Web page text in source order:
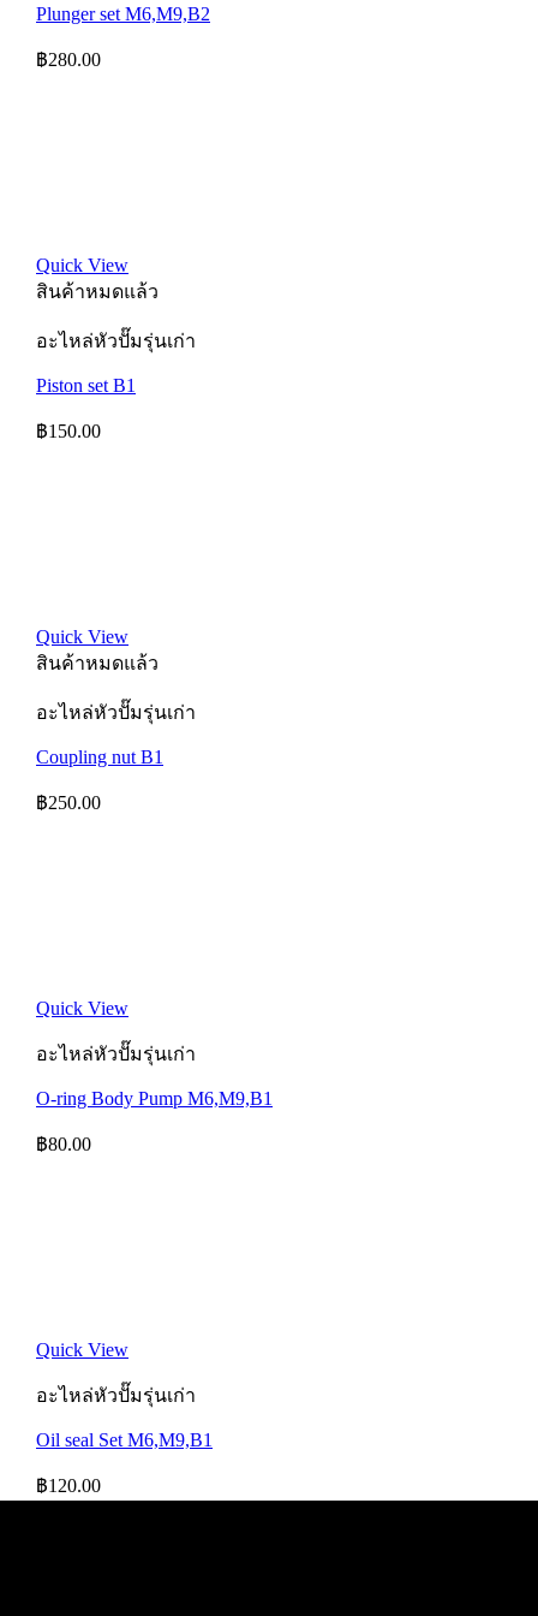
Plunger set M6,M9,B2
฿280.00
Quick View
สินค้าหมดแล้ว
อะไหล่หัวปั๊มรุ่นเก่า
Piston set B1
฿150.00
Quick View
สินค้าหมดแล้ว
อะไหล่หัวปั๊มรุ่นเก่า
Coupling nut B1
฿250.00
Quick View
อะไหล่หัวปั๊มรุ่นเก่า
O-ring Body Pump M6,M9,B1
฿80.00
Quick View
อะไหล่หัวปั๊มรุ่นเก่า
Oil seal Set M6,M9,B1
฿120.00